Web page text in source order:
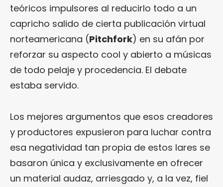
teóricos impulsores al reducirlo todo a un
capricho salido de cierta publicación virtual
norteamericana (Pitchfork) en su afán por
reforzar su aspecto cool y abierto a músicas
de todo pelaje y procedencia. El debate
estaba servido.
Los mejores argumentos que esos creadores
y productores expusieron para luchar contra
esa negatividad tan propia de estos lares se
basaron única y exclusivamente en ofrecer
un material audaz, arriesgado y, a la vez, fiel